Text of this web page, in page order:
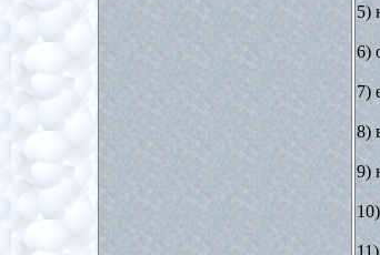
5)
6)
7)
8)
9)